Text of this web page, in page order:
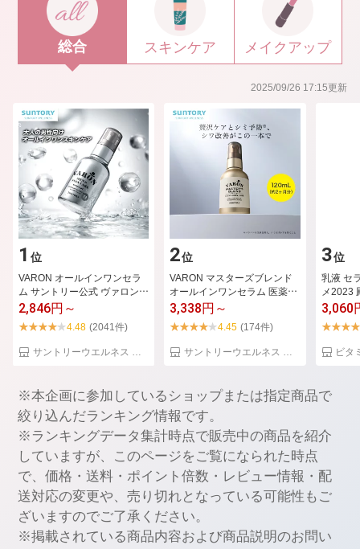
総合 スキンケア メイクアップ
1 位
VARON オールインワンセラ
ム サントリー公式 ヴァロン
メンズ スキン...
2,846円～
4.48 (2041件)
サントリーウエルネス 楽天市場店
2位
VARON マスターズブレンド
オールインワンセラム 医薬部
外品 サントリ...
3,338円～
4.45 (174件)
サントリーウエルネス 楽天市場店
3位
乳液 セ
メ2023
さら 学
3,060
2025/09/26 17:15更新
※本企画に参加しているショップまたは指定商品で
絞り込んだランキング情報です。
※ランキングデータ集計時点で販売中の商品を紹介
していますが、このページをご覧になられた時点
で、価格・送料・ポイント倍数・レビュー情報・配
送対応の変更や、売り切れとなっている可能性もご
ざいますのでご了承ください。
※掲載されている商品内容および商品説明のお問い